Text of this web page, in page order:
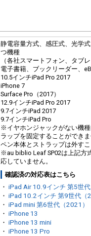
静電容量方式、感圧式、光学
つ機種
（各社スマートフォン、タブ
電子書籍、ブックリーダー、
10.5インチiPad Pro 2017
iPhone 7
Surface Pro（2017）
12.9インチiPad Pro 2017
9.7インチiPad 2017
9.7インチiPad Pro
※イヤホンジャックがない機
ラップを固定することができま
ペン本体とストラップは外すこ
※au biblio Leaf SP02は上記方
応していません。
確認済の対応表はこちら
・iPad Air 10.9インチ 第5世代
・iPad 10.2インチ 第9世代（
・iPad mini 第6世代（2021）
・iPhone 13
・iPhone 13 mini
・iPhone 13 Pro